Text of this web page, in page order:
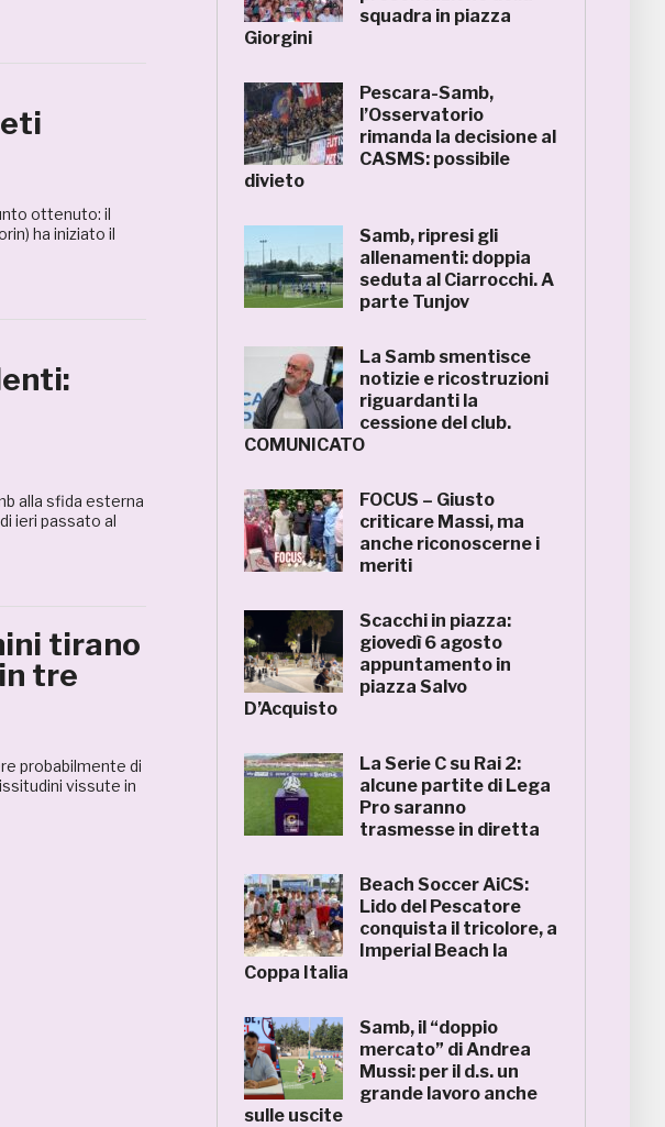
ottenuto: il
ha iniziato il
alla sfida esterna
ieri passato al
tirano
tre
probabilmente di
vissute in
squadra in piazza
Giorgini
Pescara-Samb,
l’Osservatorio
rimanda la decisione al
CASMS: possibile
divieto
Samb, ripresi gli
allenamenti: doppia
seduta al Ciarrocchi. A
parte Tunjov
La Samb smentisce
notizie e ricostruzioni
riguardanti la
cessione del club.
COMUNICATO
FOCUS – Giusto
criticare Massi, ma
anche riconoscerne i
meriti
Scacchi in piazza:
giovedì 6 agosto
appuntamento in
piazza Salvo
D’Acquisto
La Serie C su Rai 2:
alcune partite di Lega
Pro saranno
trasmesse in diretta
Beach Soccer AiCS:
Lido del Pescatore
conquista il tricolore, a
Imperial Beach la
Coppa Italia
Samb, il “doppio
mercato” di Andrea
Mussi: per il d.s. un
grande lavoro anche
sulle uscite